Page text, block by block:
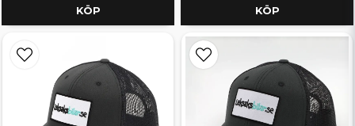
KÖP KÖP